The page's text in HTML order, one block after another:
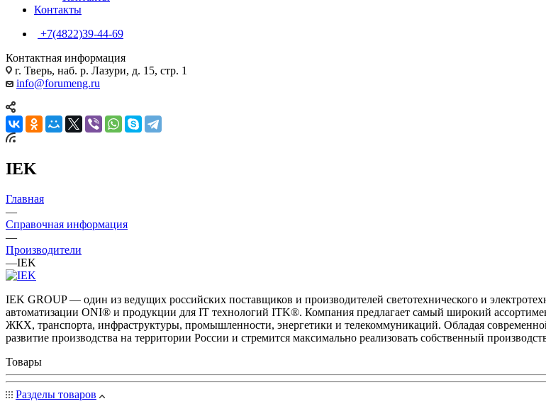
Контакты
+7(4822)39-44-69
Контактная информация
г. Тверь, наб. р. Лазури, д. 15, стр. 1
info@forumeng.ru
IEK
Главная
—
Справочная информация
—
Производители
—IEK
IEK GROUP — один из ведущих российских поставщиков и производителей светотехнического и
автоматизации ONI® и продукции для IT технологий ITK®. Компания предлагает самый широкий
ЖКХ, транспорта, инфраструктуры, промышленности, энергетики и телекоммуникаций. Обладая
развитие производства на территории России и стремится максимально реализовать собственный
Товары
Разделы товаров